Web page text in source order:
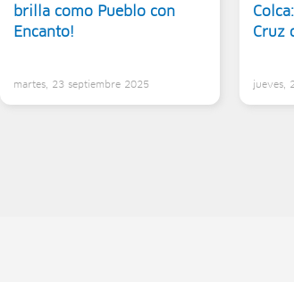
brilla como Pueblo con
Encanto!
martes, 23 septiembre 2025
Cruz
jueves,